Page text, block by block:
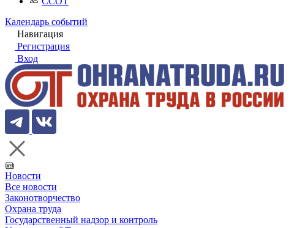
Календарь событий
Навигация
Регистрация
Вход
Новости
Все новости
Законотворчество
Охрана труда
Государственный надзор и контроль